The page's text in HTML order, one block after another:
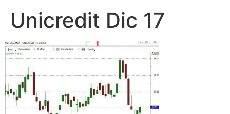
Unicredit Dic 17